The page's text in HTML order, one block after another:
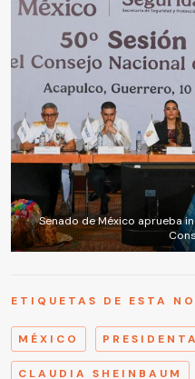
Senado de México aprueba
ETIQUETAS DE ESTA
MÉXICO PRESIDENTA
CLAUDIA SHEINBAUM